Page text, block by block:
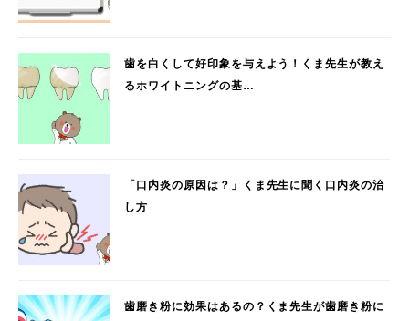
歯を白くして好印象を与えよう！くま先生が教え
るホワイトニングの基…
「口内炎の原因は？」くま先生に聞く口内炎の治
し方
歯磨き粉に効果はあるの？くま先生が歯磨き粉に